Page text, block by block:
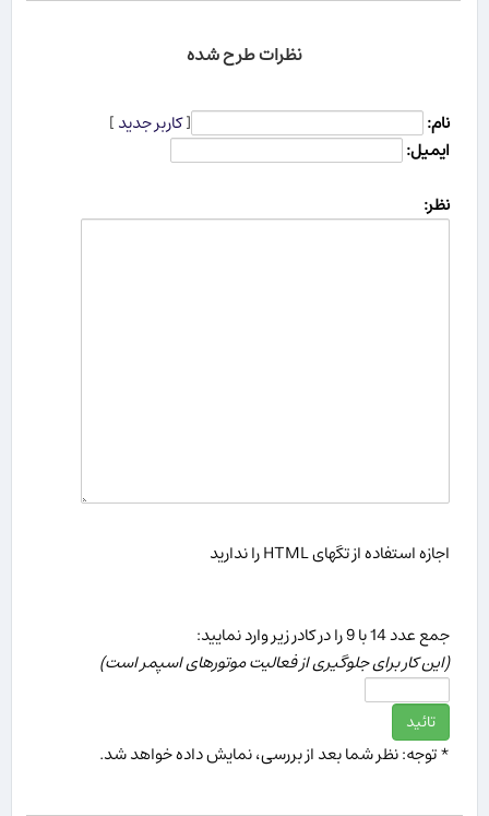
نظرات طرح شده
نام: [کاربر جدید]
ایمیل:
نظر:
اجازه استفاده از تگهای HTML را ندارید
جمع عدد 14 با 9 را در كادر زیر وارد نمایید:
(این كار برای جلوگیری از فعالیت موتورهای اسپمر است)
* توجه: نظر شما بعد از بررسی، نمایش داده خواهد شد.